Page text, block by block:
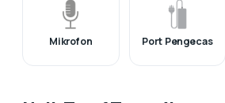
Mikrofon Port Pengecas